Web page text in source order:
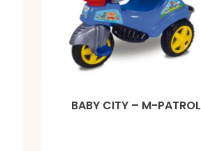
BABY CITY – M-PATROL